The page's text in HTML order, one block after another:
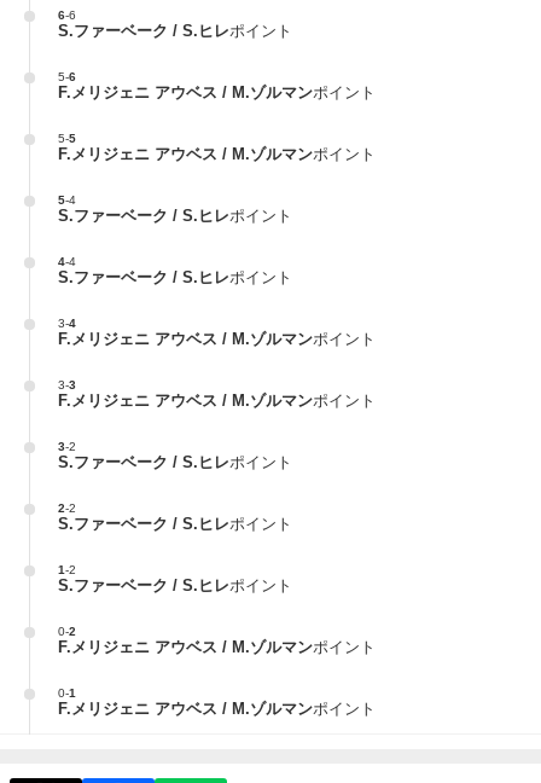
6-6
S.ファーベーク / S.ヒレポイント
5-6
F.メリジェニ アウベス / M.ゾルマンポイント
5-5
F.メリジェニ アウベス / M.ゾルマンポイント
5-4
S.ファーベーク / S.ヒレポイント
4-4
S.ファーベーク / S.ヒレポイント
3-4
F.メリジェニ アウベス / M.ゾルマンポイント
3-3
F.メリジェニ アウベス / M.ゾルマンポイント
3-2
S.ファーベーク / S.ヒレポイント
2-2
S.ファーベーク / S.ヒレポイント
1-2
S.ファーベーク / S.ヒレポイント
0-2
F.メリジェニ アウベス / M.ゾルマンポイント
0-1
F.メリジェニ アウベス / M.ゾルマンポイント